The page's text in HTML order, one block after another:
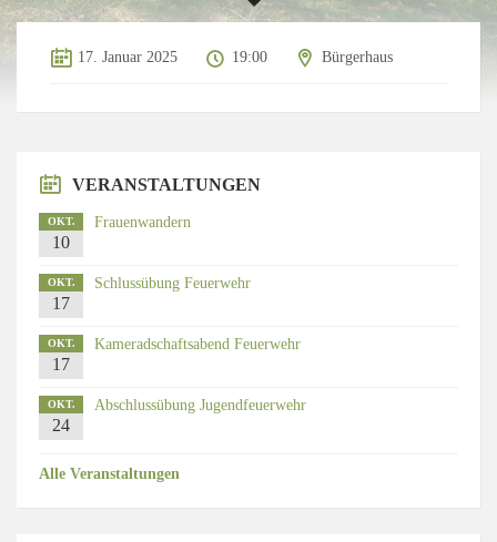
17. Januar 2025 19:00 Bürgerhaus
VERANSTALTUNGEN
OKT.
10
Frauenwandern
OKT.
17
Schlussübung Feuerwehr
OKT.
17
Kameradschaftsabend Feuerwehr
OKT.
24
Abschlussübung Jugendfeuerwehr
Alle Veranstaltungen